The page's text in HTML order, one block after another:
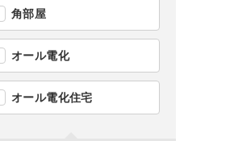
角部屋
オール電化
オール電化住宅